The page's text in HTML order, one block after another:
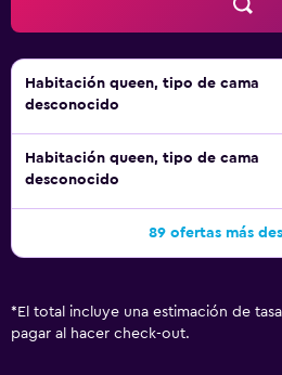
Habitación queen, tipo de cama
desconocido
Habitación queen, tipo de cama
desconocido
89 ofertas más
* El total incluye una estimación de
pagar al hacer check-out.